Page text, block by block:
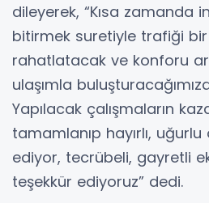
dileyerek, “Kısa zamanda
bitirmek suretiyle trafiği
rahatlatacak ve konforu
ulaşımla
Yapılacak çalışmaların
tamamlanıp hayırlı, uğurlu
ediyor, tecrübeli, gayretli
teşekkür ediyoruz” dedi.